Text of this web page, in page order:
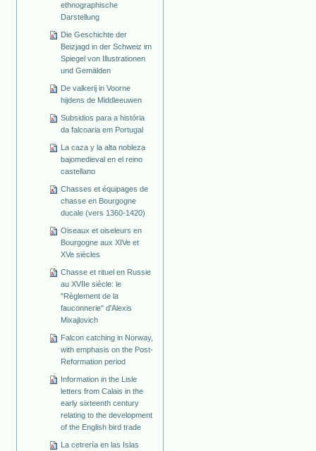
ethnographische
Darstellung
Die Geschichte der
Beizjagd in der Schweiz im
Spiegel von Illustrationen
und Gemälden
De valkerij in Voorne
hijdens de Middleeuwen
Subsidios para a história
da falcoaria em Portugal
La caza y la alta nobleza
bajomedieval en el reino
castellano
Chasses et équipages de
chasse en Bourgogne
ducale (vers 1360-1420)
Oiseaux et oiseleurs en
Bourgogne aux XIVe et
XVe siècles
Chasse et rituel en Russie
au XVIIe siècle: le
"Règlement de la
fauconnerie" d'Alexis
Mixajlovich
Falcon catching in Norway,
with emphasis on the Post-
Reformation period
Information in the Lisle
letters from Calais in the
early sixteenth century
relating to the development
of the English bird trade
La cetrería en las Islas